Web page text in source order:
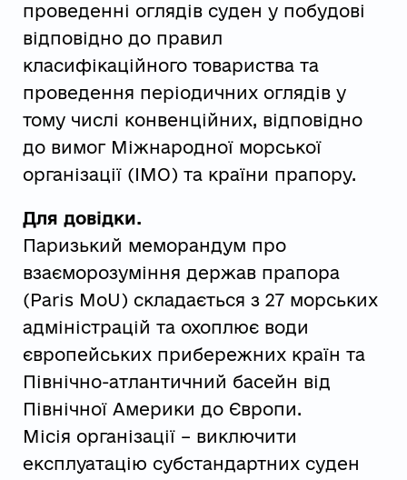
проведенні оглядів суден у побудові
відповідно до правил
класифікаційного товариства та
проведення періодичних оглядів у
тому числі конвенційних, відповідно
до вимог Міжнародної морської
організації (ІМО) та країни прапору.
Для довідки.
Паризький меморандум про
взаєморозуміння держав прапора
(Paris MoU) складається з 27 морських
адміністрацій та охоплює води
європейських прибережних країн та
Північно-атлантичний басейн від
Північної Америки до Європи.
Місія організації – виключити
експлуатацію субстандартних суден